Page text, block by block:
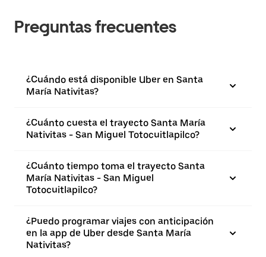
Preguntas frecuentes
¿Cuándo está disponible Uber en Santa
María Nativitas?
¿Cuánto cuesta el trayecto Santa María
Nativitas - San Miguel Totocuitlapilco?
¿Cuánto tiempo toma el trayecto Santa
María Nativitas - San Miguel
Totocuitlapilco?
¿Puedo programar viajes con anticipación
en la app de Uber desde Santa María
Nativitas?